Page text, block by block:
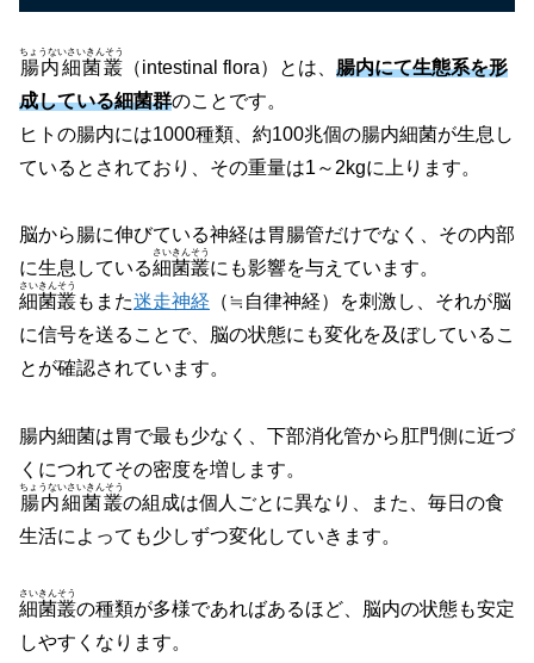
腸内細菌叢
ちょうないさいきんそう
（intestinal flora） とは、 腸内にて生態系を形
成している細菌群のことです。
ヒトの腸内には1000種類、約100兆個の腸内細菌が生息し
ているとされており、その重量は1～2kgに上ります。
脳から腸に伸びている神経は胃腸管だけでなく、その内部
に生息している細菌叢
さいきんそう
にも影響を与えています。
細菌叢
さいきんそう
もまた迷走神経 （≒自律神経）
を刺激し、それが脳
に信号を送ることで、脳の状態にも変化を及ぼしているこ
とが確認されています。
腸内細菌は胃で最も少なく、下部消化管から肛門側に近づ
くにつれてその密度を増します。
腸内細菌叢
ちょうないさいきんそう
の組成は個人ごとに異なり、また、毎日の食
生活によっても少しずつ変化していきます。
細菌叢
さいきんそう
の種類が多様であればあるほど、脳内の状態も安定
しやすくなります。